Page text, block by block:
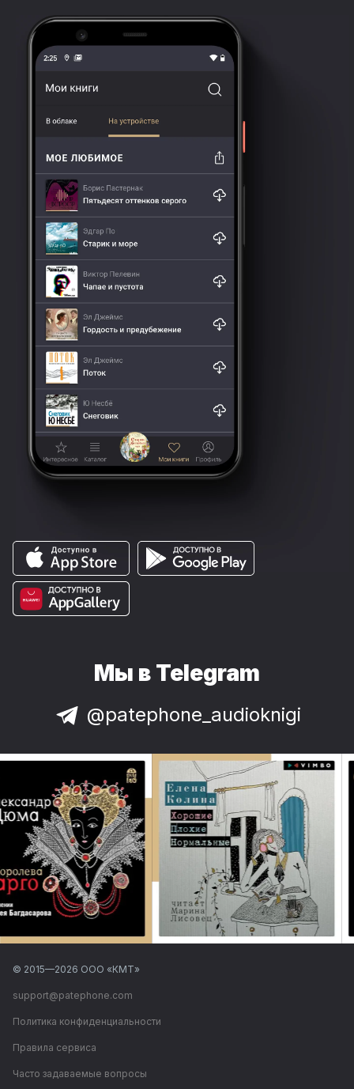
Мы в Telegram
@patephone_audioknigi
© 2015—2026 ООО «КМТ»
support@patephone.com
Политика конфиденциальности
Правила сервиса
Часто задаваемые вопросы